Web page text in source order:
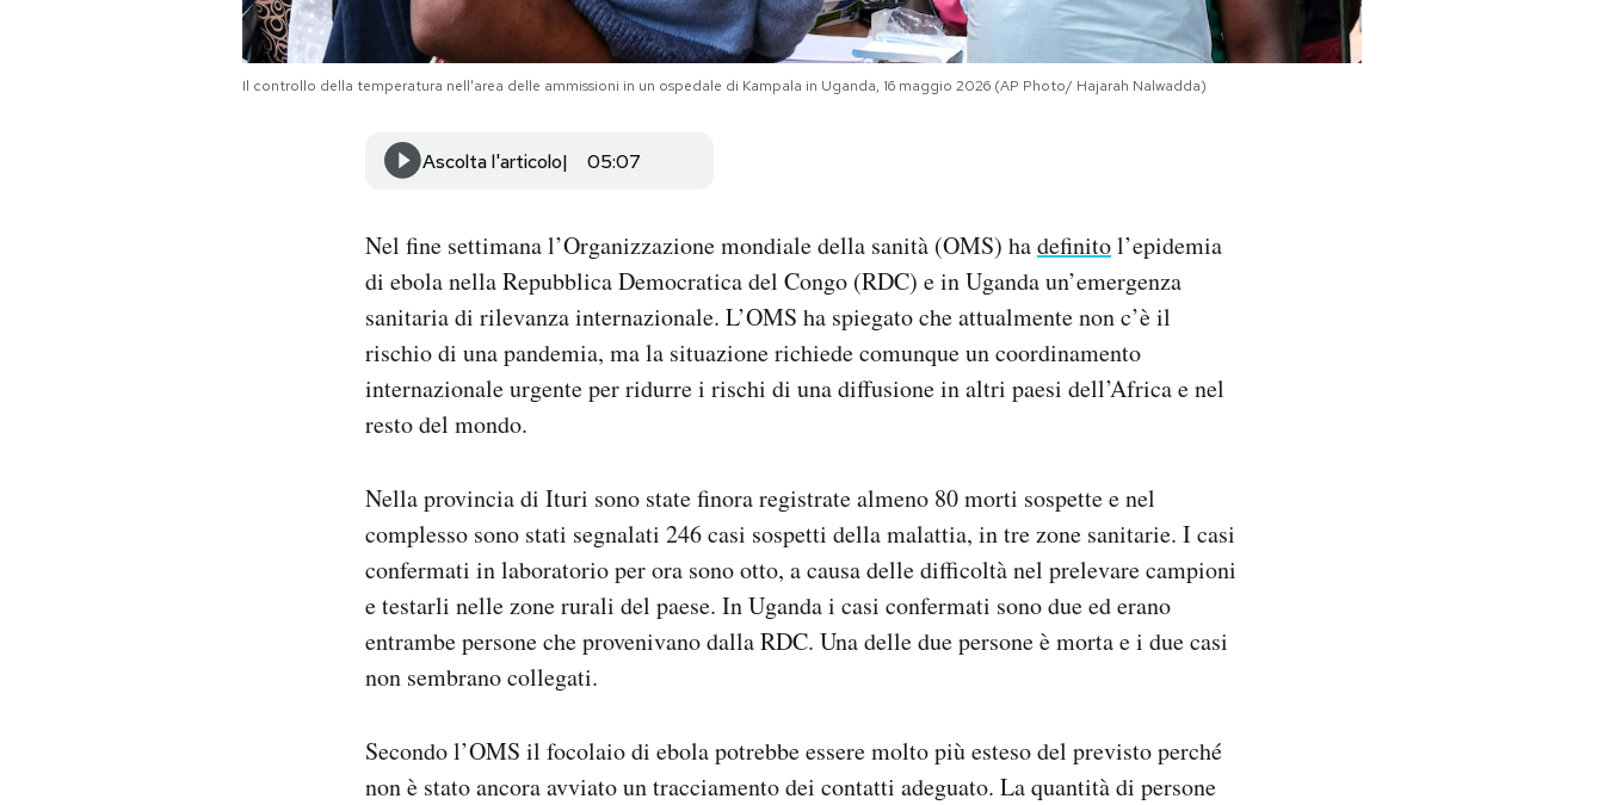
Hai bisogno di aiuto?
Il controllo della temperatura nell'area delle ammissioni in un ospedale di Kampala in Uganda, 16 maggio 2026 (AP Photo/ Hajarah Nalwadda)
Ascolta l'articolo 05:07
Nel fine settimana l’Organizzazione mondiale della sanità (OMS) hadefinitol’epidemia
di ebola nella Repubblica Democratica del Congo (RDC) e in Uganda un’emergenza
sanitaria di rilevanza internazionale. L’OMS ha spiegato che attualmente non c’è il
rischio di una pandemia, ma la situazione richiede comunque un coordinamento
internazionale urgente per ridurre i rischi di una diffusione in altri paesi dell’Africa e nel
resto del mondo.
Nella provincia di Ituri sono state finora registrate almeno 80 morti sospette e nel
complesso sono stati segnalati 246 casi sospetti della malattia, in tre zone sanitarie. I casi
confermati in laboratorio per ora sono otto, a causa delle difficoltà nel prelevare campioni
e testarli nelle zone rurali del paese. In Uganda i casi confermati sono due ed erano
entrambe persone che provenivano dalla RDC. Una delle due persone è morta e i due casi
non sembrano collegati.
Secondo l’OMS il focolaio di ebola potrebbe essere molto più esteso del previsto perché
non è stato ancora avviato un tracciamento dei contatti adeguato. La quantità di persone